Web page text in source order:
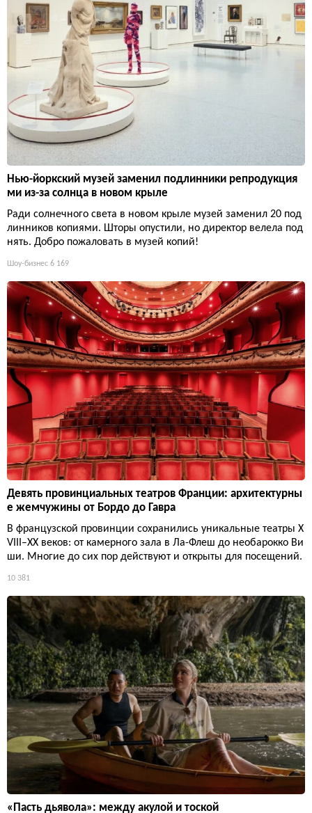
Нью-йоркский музей заменил подлинники репродукция
ми из-за солнца в новом крыле
Ради солнечного света в новом крыле музей заменил 20 под
линников копиями. Шторы опустили, но директор велела под
нять. Добро пожаловать в музей копий!
Шоу-бизнес 6 169
Девять провинциальных театров Франции: архитектурны
е жемчужины от Бордо до Гавра
В французской провинции сохранились уникальные театры X
VIII–XX веков: от камерного зала в Ла-Флеш до необарокко Ви
ши. Многие до сих пор действуют и открыты для посещений.
10 381
«Пасть дьявола»: между акулой и тоской